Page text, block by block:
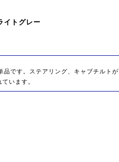
トグレー
です。ステアリング、キャブチルト
います。